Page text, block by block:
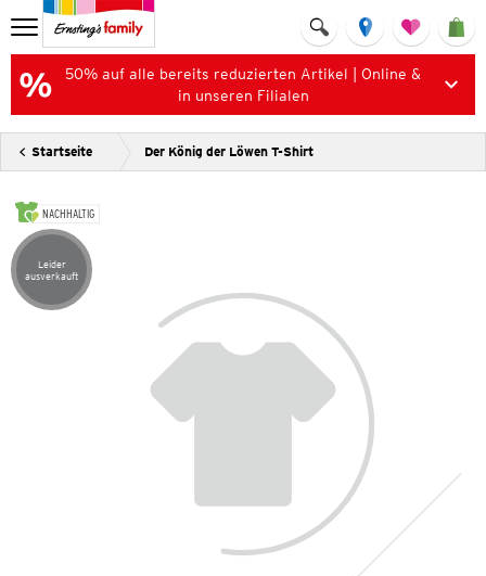
50% auf alle bereits reduzierten Artikel | Online &
in unseren Filialen
Startseite Der König der Löwen T-Shirt
NACHHALTIG
Artikel leider ausverkauft
Leider
ausverkauft